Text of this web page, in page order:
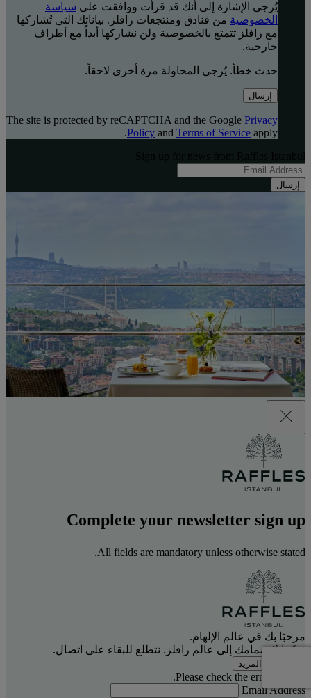
يُرجى الإشارة إلى أنك قد قرأت ووافقت على سياسة
الخصوصية من فنادق ومنتجعات رافلز. بياناتك التي تُشاركها
مع رافلز تتمتع بالخصوصية ولن نشاركها أبداً مع أطراف
خارجية.
حدث خطأ. يُرجى المحاولة مرة أخرى لاحقاً.
إرسال
The site is protected by reCAPTCHA and the Google Privacy
Policy and Terms of Service apply.
إرسال
Complete your newsletter sign up
All fields are mandatory unless otherwise stated.
مرحبًا بك في عالم الإلهام.
شكرًا لانضمامك إلى عالم رافلز. نتطلع للبقاء على اتصال.
استكشف المزيد
Please check the errors below.
Email Address